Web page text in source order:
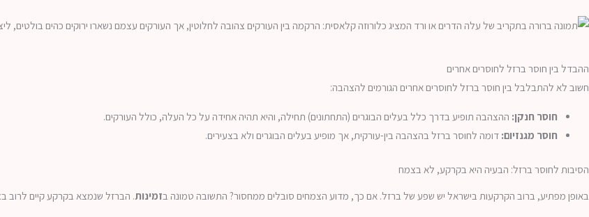
ההבדל בין חוסר ברזל לחוסרים אחרים
חשוב לא להתבלבל בין חוסר ברזל לחוסרים אחרים הגורמים להצהבה:
חוסר חנקן: ההצהבה תופיע בדרך כלל בעלים הבוגרים (התחתונים) תחילה, והיא תהיה אחידה על כל העלה, כולל העורקים.
חוסר מגנזיום: דומה לחוסר ברזל בהצהבה בין-עורקית, אך מופיע בעלים הבוגרים ולא בצעירים.
הסיבות לחוסר ברזל: הבעיה היא בקרקע, לא בצמח
באופן מפתיע, ברוב הקרקעות בישראל יש שפע של ברזל. אם כך, מדוע הצמחים סובלים ממחסור? התשובה טמונה בזמינות. הברזל שנמצא בקרקע קיים לרוב